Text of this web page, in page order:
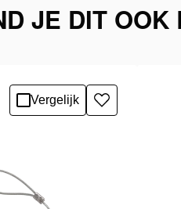
JE DIT OOK
Vergelijk
Toevoegen
aan